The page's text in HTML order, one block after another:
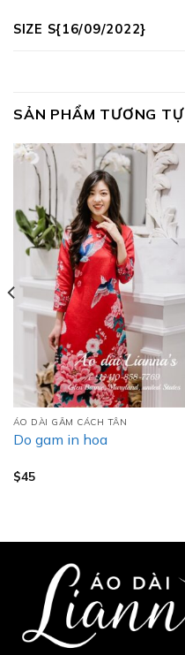
SIZE S{16/09/2022}
SẢN PHẨM TƯƠNG TỰ
ÁO DÀI GẤM CÁCH TÂN
Do gam in hoa
$45